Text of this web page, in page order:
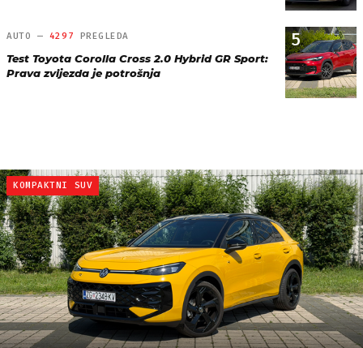
5
AUTO — 4297 PREGLEDA
Test Toyota Corolla Cross 2.0 Hybrid GR Sport:
Prava zvijezda je potrošnja
KOMPAKTNI SUV